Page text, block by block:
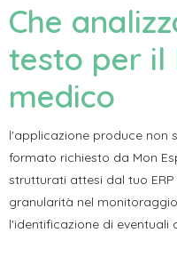
Che
testo per il
medico
l'applicazione produce non
formato richiesto da Mon
strutturati attesi dal tuo
granularità nel
l'identificazione di eventuali